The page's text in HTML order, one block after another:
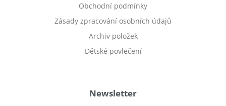
Obchodní podmínky
Zásady zpracování osobních údajů
Archiv položek
Dětské povlečení
Newsletter